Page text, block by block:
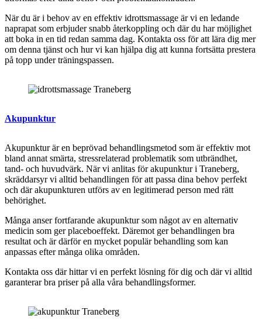
När du är i behov av en effektiv idrottsmassage är vi en ledande
naprapat som erbjuder snabb återkoppling och där du har möjlighet
att boka in en tid redan samma dag. Kontakta oss för att lära dig mer
om denna tjänst och hur vi kan hjälpa dig att kunna fortsätta prestera
på topp under träningspassen.
Akupunktur
Akupunktur är en beprövad behandlingsmetod som är effektiv mot
bland annat smärta, stressrelaterad problematik som utbrändhet,
tand- och huvudvärk. När vi anlitas förakupunkturi Traneberg,
skräddarsyr vi alltid behandlingen för att passa dina behov perfekt
och där akupunkturen utförs av en legitimerad person med rätt
behörighet.
Många anser fortfarande akupunktur som något av en alternativ
medicin som ger placeboeffekt. Däremot ger behandlingen bra
resultat och är därför en mycket populär behandling som kan
anpassas efter många olika områden.
Kontakta oss där hittar vi en perfekt lösning för dig och där vi alltid
garanterar bra priser på alla våra behandlingsformer.